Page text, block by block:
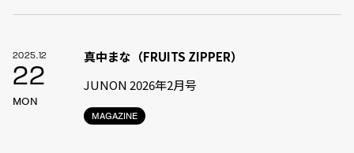
2025.12
22
MON
MAGAZINE
真中まな（FRUITS ZIPPER）
JUNON 2026年2月号